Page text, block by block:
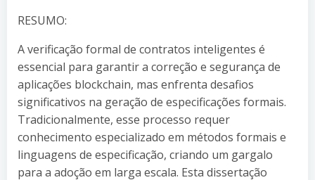
RESUMO:
A verificação formal de contratos inteligentes é
essencial para garantir a correção e segurança de
aplicações blockchain, mas enfrenta desafios
significativos na geração de especificações formais.
Tradicionalmente, esse processo requer
conhecimento especializado em métodos formais e
linguagens de especificação, criando um gargalo
para a adoção em larga escala. Esta dissertação